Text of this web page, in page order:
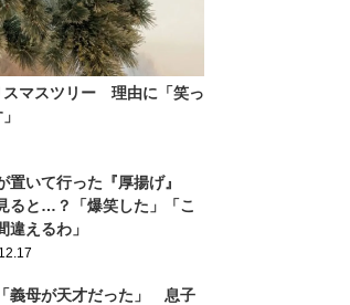
スマスツリー 理由に「笑っ
置いて行った『厚揚げ』
ると…？「爆笑した」「こ
違えるわ」
義母が天才だった」 息子